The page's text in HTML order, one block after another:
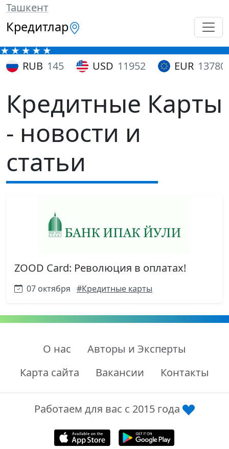
Ташкент
Кредитлар
RUB 145 USD 11952 EUR 13780
Кредитные Карты
- новости и
статьи
ZOOD Card: Революция в оплатах!
07 октября #Кредитные карты
О нас
Авторы и Эксперты
Карта сайта
Вакансии Контакты
Работаем для вас с 2015 года